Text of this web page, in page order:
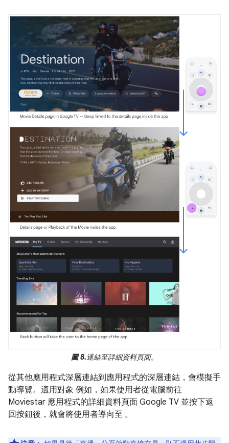
圖 8.連結至詳細資料頁面。
從其他應用程式深層連結到應用程式的深層連結，會模擬手
動導覽。適用對象 例如，如果使用者從電腦前往
Moviestar 應用程式的詳細資料頁面 Google TV 並按下返
回按鈕後，就會將使用者導向至 。